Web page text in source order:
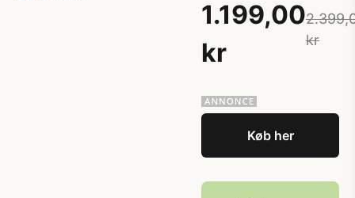
1.199,00
kr
kr
Køb her